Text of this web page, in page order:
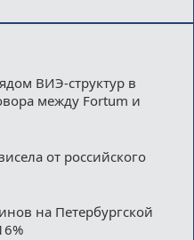
ВИЭ-структур в
между Fortum и
от российского
на Петербургской